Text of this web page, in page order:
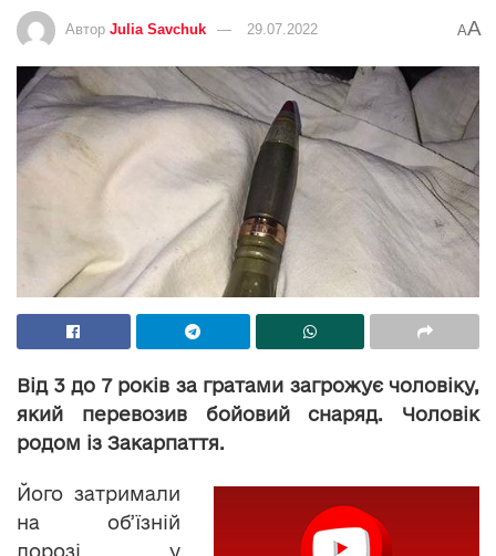
Автор Julia Savchuk 29.07.2022 AA
Від 3 до 7 років за гратами загрожує чоловіку,
який перевозив бойовий снаряд. Чоловік
родом із Закарпаття.
Його затримали
на об’їзній
дорозі у